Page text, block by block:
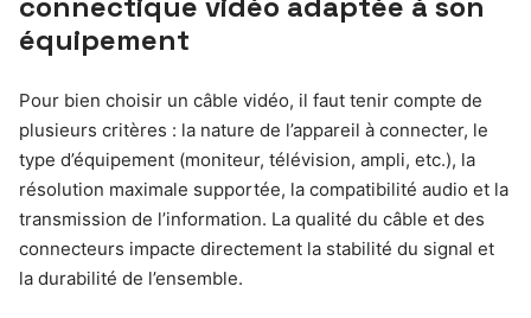
équipement
Pour bien choisir un câble vidéo, il faut tenir compte de
plusieurs critères : la nature de l’appareil à connecter, le
type d’équipement (moniteur, télévision, ampli, etc.), la
résolution maximale supportée, la compatibilité audio et la
transmission de l’information. La qualité du câble et des
connecteurs impacte directement la stabilité du signal et
la durabilité de l’ensemble.